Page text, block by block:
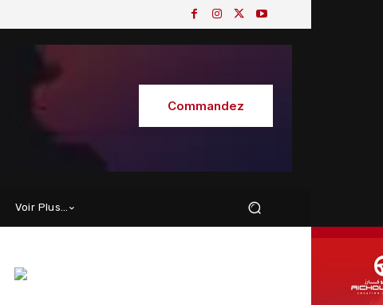
Commandez
Voir Plus…